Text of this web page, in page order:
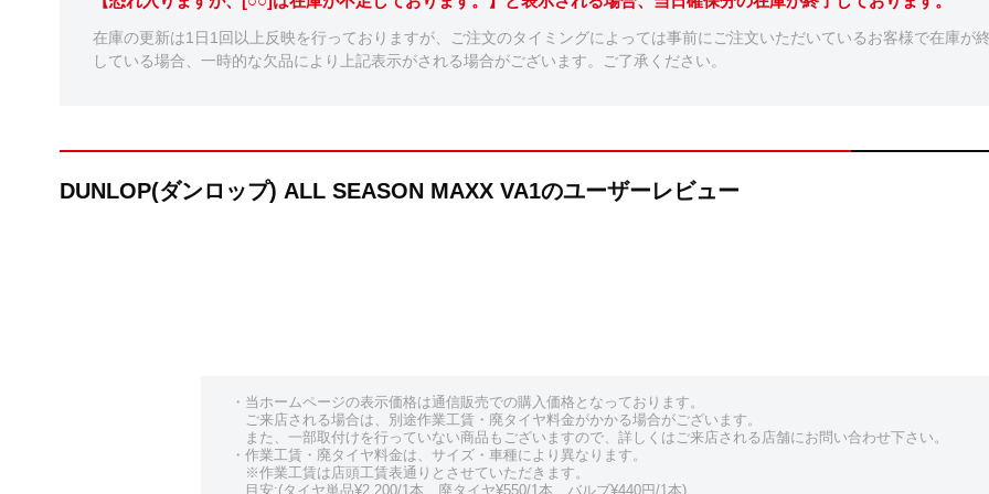
在庫の更新は1日1回以上反映を行っておりますが、ご注文のタイミングによっては事前にご注文いただいているお客様で在庫が
している場合、一時的な欠品により上記表示がされる場合がございます。ご了承ください。
DUNLOP(ダンロップ) ALL SEASON MAXX VA1のユーザーレビュー
・当ホームページの表示価格は通信販売での購入価格となっております。
ご来店される場合は、別途作業工賃・廃タイヤ料金がかかる場合がございます。
また、一部取付けを行っていない商品もございますので、詳しくはご来店される店舗にお問い合わせ下さい。
・作業工賃・廃タイヤ料金は、サイズ・車種により異なります。
※作業工賃は店頭工賃表通りとさせていただきます。
目安:(タイヤ単品¥2,200/1本、廃タイヤ¥550/1本、バルブ¥440円/1本)